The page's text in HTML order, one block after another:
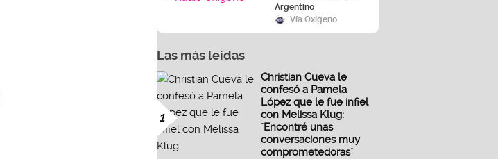
Argentino
Vía Oxígeno
Las más leidas
1
Christian Cueva le
confesó a Pamela
López que le fue infiel
con Melissa Klug:
"Encontré unas
conversaciones muy
comprometedoras"